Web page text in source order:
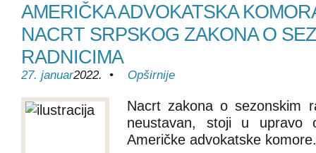
AMERIČKA ADVOKATSKA
NACRT SRPSKOG ZAKONA O
RADNICIMA
27. januar2022. • Opširnije
Nacrt zakona o sezonskim
neustavan, stoji u upravo
Američke advokatske komore.